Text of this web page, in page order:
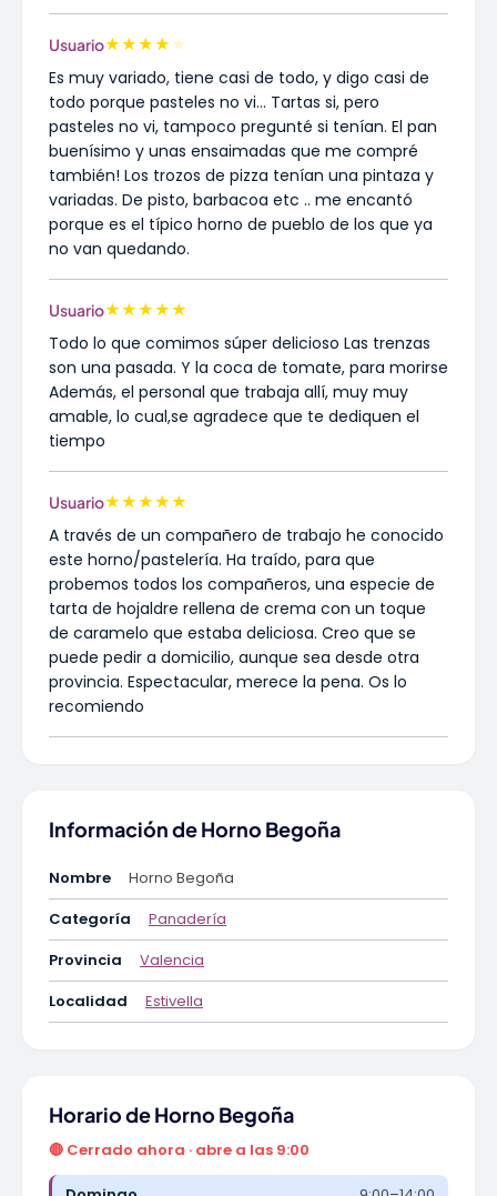
Usuario★★★★ ★
Es muy variado, tiene casi de todo, y digo casi de
todo porque pasteles no vi... Tartas si, pero
pasteles no vi, tampoco pregunté si tenían. El pan
buenísimo y unas ensaimadas que me compré
también! Los trozos de pizza tenían una pintaza y
variadas. De pisto, barbacoa etc .. me encantó
porque es el típico horno de pueblo de los que ya
no van quedando.
Usuario★★★★★
Todo lo que comimos súper delicioso Las trenzas
son una pasada. Y la coca de tomate, para morirse
Además, el personal que trabaja allí, muy muy
amable, lo cual,se agradece que te dediquen el
tiempo
Usuario★★★★★
A través de un compañero de trabajo he conocido
este horno/pastelería. Ha traído, para que
probemos todos los compañeros, una especie de
tarta de hojaldre rellena de crema con un toque
de caramelo que estaba deliciosa. Creo que se
puede pedir a domicilio, aunque sea desde otra
provincia. Espectacular, merece la pena. Os lo
recomiendo
Información de Horno Begoña
Nombre
Horno Begoña
Categoría
Panadería
Provincia
Valencia
Localidad
Estivella
Horario de Horno Begoña
🔴 Cerrado ahora · abre a las 9:00